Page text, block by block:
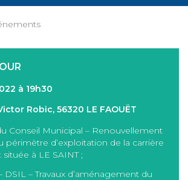
à 19h30
Robic, 56320 LE FAOUËT
Municipal – Renouvellement
périmètre d’exploitation de la carrière
à LE SAINT ;
– Travaux d’aménagement du